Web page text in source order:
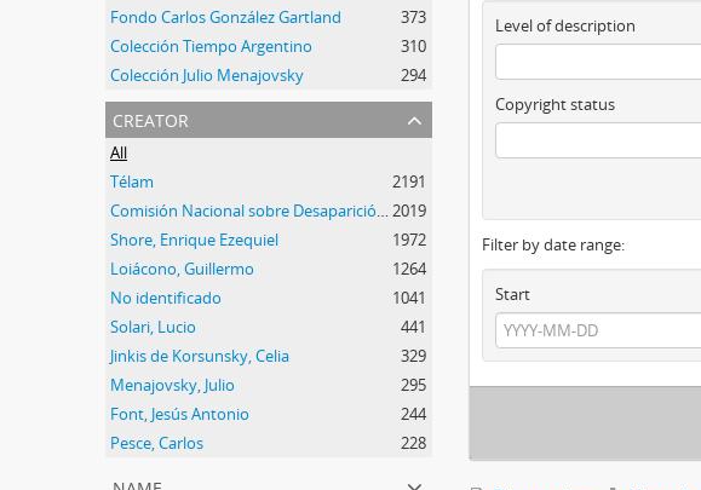
Fondo Carlos González Gartland
373
Colección Tiempo Argentino
310
Colección Julio Menajovsky
294
creator
All
Télam
2191
2019
Shore, Enrique Ezequiel
1972
Loiácono, Guillermo
1264
No identificado
1041
Solari, Lucio
441
Jinkis de Korsunsky, Celia
329
Menajovsky, Julio
295
Font, Jesús Antonio
244
Pesce, Carlos
228
Level of description
Copyright status
Filter by date range:
Start